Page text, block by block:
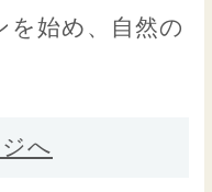
を始め、自然の
へ